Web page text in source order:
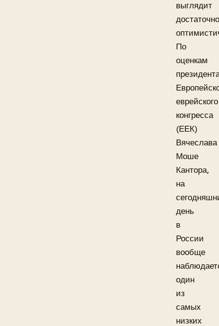
выглядит
достаточно
По
оценкам
еврейского
конгресса
(ЕЕК)
Вячеслава
Моше
Кантора,
на
день
в
России
вообще
один
из
самых
низких